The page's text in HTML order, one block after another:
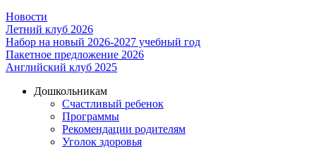
Новости
Летний клуб 2026
Набор на новый 2026-2027 учебный год
Пакетное предложение 2026
Английский клуб 2025
Дошкольникам
Счастливый ребенок
Программы
Рекомендации родителям
Уголок здоровья